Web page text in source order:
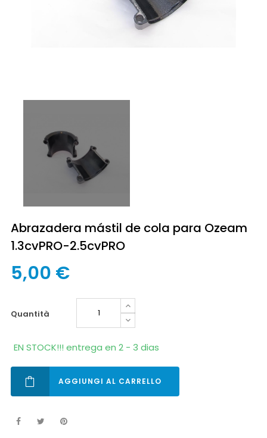
Abrazadera mástil de cola para Ozeam
1.3cvPRO-2.5cvPRO
5,00 €
quantità
EN STOCK!!! entrega en 2 - 3 dias
AGGIUNGI AL CARRELLO